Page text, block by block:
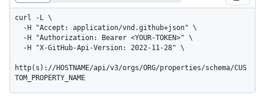
curl -L \
http(s)://HOSTNAME/api/v3/orgs/ORG/properties/schema/CUS
TOM_PROPERTY_NAME